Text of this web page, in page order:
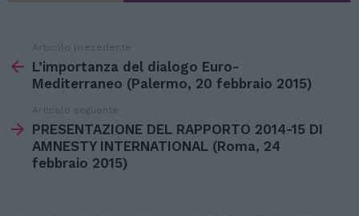
di
Articolo precedente
L’importanza del dialogo Euro-
Mediterraneo (Palermo, 20 febbraio 2015)
Articolo seguente
PRESENTAZIONE DEL RAPPORTO 2014-15 DI
AMNESTY INTERNATIONAL (Roma, 24
febbraio 2015)